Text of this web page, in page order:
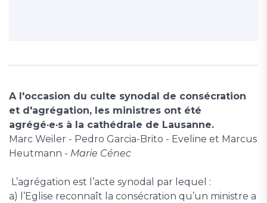
A l'occasion du culte synodal de consécration
et d'agrégation, les ministres ont été
agrégé·e·s à la cathédrale de Lausanne.
Marc Weiler - Pedro Garcia-Brito - Eveline et Marcus
Heutmann - Marie Cénec
L’agrégation est l’acte synodal par lequel :
a) l’Eglise reconnaît la consécration qu’un ministre a